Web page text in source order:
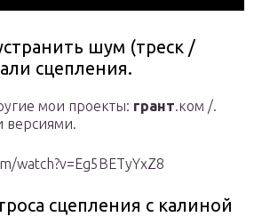
шум (треск /
сцепления.
мои проекты: грант.ком /.
версиями.
watch?v=Eg5BETyYxZ8
сцепления с калиной